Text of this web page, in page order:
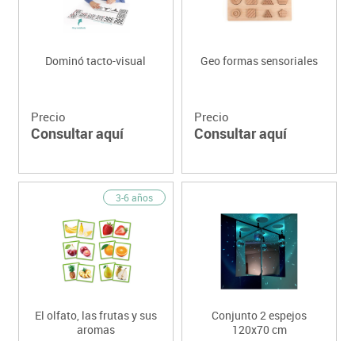
Dominó tacto-visual
Precio
Consultar aquí
Geo formas sensoriales
Precio
Consultar aquí
3-6 años
El olfato, las frutas y sus
aromas
Conjunto 2 espejos
120x70 cm